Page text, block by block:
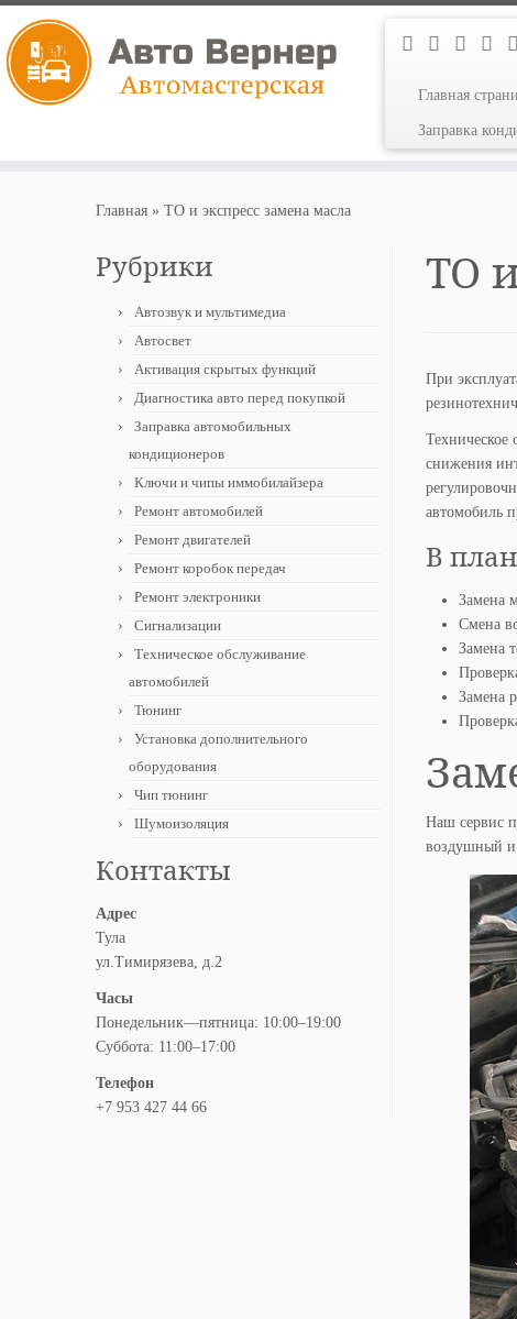
Главная
Заправка
Главная » ТО и экспресс замена масла
Рубрики
Автозвук и мультимедиа
Автосвет
Активация скрытых функций
Диагностика авто перед покупкой
Заправка автомобильных
кондиционеров
Ключи и чипы иммобилайзера
Ремонт автомобилей
Ремонт двигателей
Ремонт коробок передач
Ремонт электроники
Сигнализации
Техническое обслуживание
автомобилей
Тюнинг
Установка дополнительного
оборудования
Чип тюнинг
Шумоизоляция
Контакты
Адрес
Тула
ул.Тимирязева, д.2
Часы
Понедельник—пятница: 10:00–19:00
Суббота: 11:00–17:00
Телефон
+7 953 427 44 66
ТО
При
Техническое
снижения
автомобиль
В
Замена
Смена
Замена
Замена
Наш сервис
воздушный и